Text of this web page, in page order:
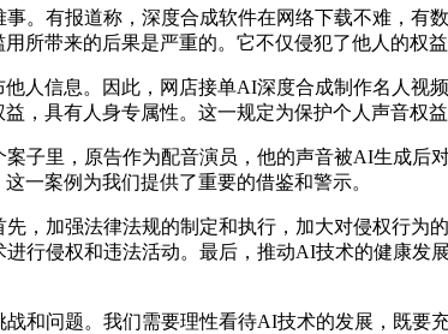
有报道称，深度合成软件在网络下载不难，有
所带来的后果是严重的。它不仅侵犯了他人的权
信息。因此，网店接单AI深度合成制作名人视
，具有人身专属性。这一规定为保护个人声音权益
里，原告作为配音演员，他的声音被AI生成后
一案例为我们提供了重要的借鉴和警示。
加强法律法规的制定和执行，加大对侵权行为
行侵权和违法活动。最后，推动AI技术的健康发
问题。我们需要理性看待AI技术的发展，既要